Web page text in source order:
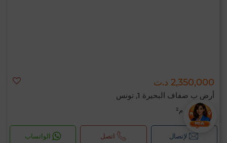
2,350,000 د.ت
أرض ب ضفاف البحيرة 1, تونس
542 م²
لإتصال اتصل الواتساب